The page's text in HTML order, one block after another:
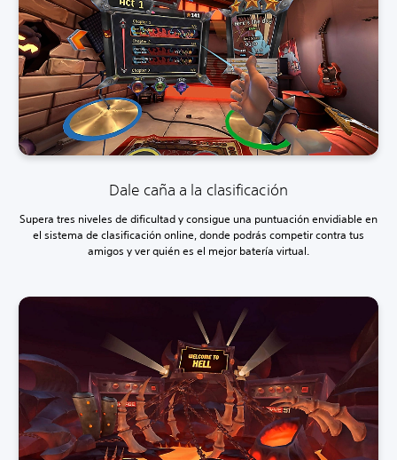
Dale caña a la clasificación
Supera tres niveles de dificultad y consigue una puntuación envidiable en
el sistema de clasificación online, donde podrás competir contra tus
amigos y ver quién es el mejor batería virtual.